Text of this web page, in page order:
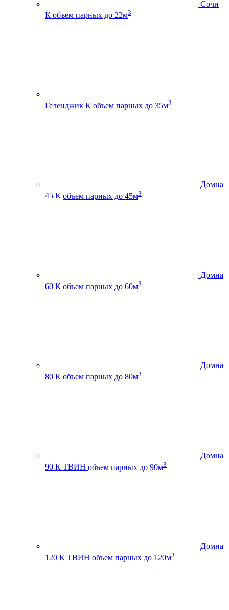
Сочи
К объем парных до 22м3
Геленджик К объем парных до 35м3
Домна
45 К объем парных до 45м3
Домна
60 К объем парных до 60м3
Домна
80 К объем парных до 80м3
Домна
90 К ТВИН объем парных до 90м3
Домна
120 К ТВИН объем парных до 120м3